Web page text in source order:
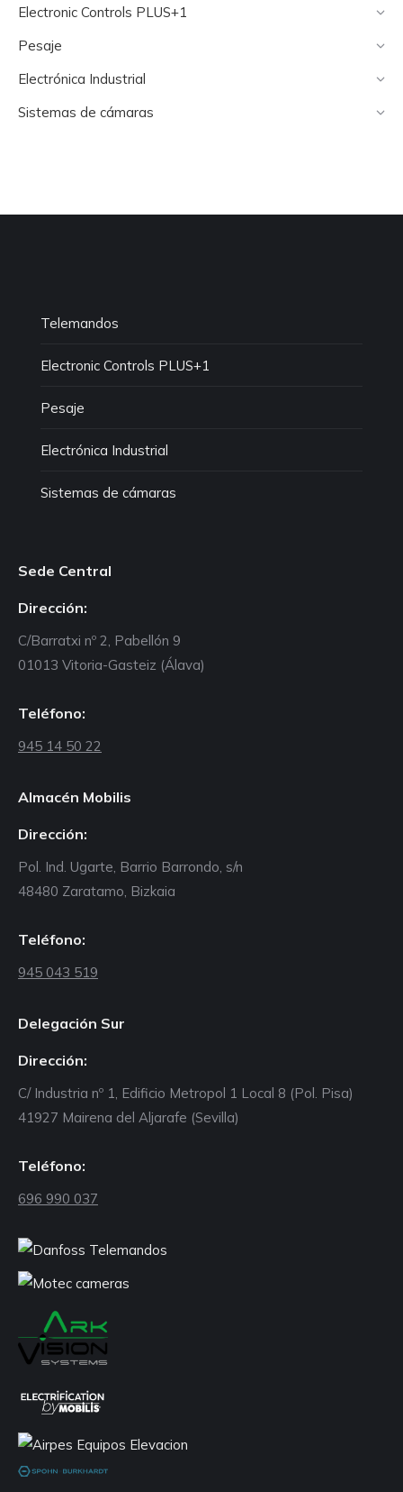
Electronic Controls PLUS+1
Pesaje
Electrónica Industrial
Sistemas de cámaras
Telemandos
Electronic Controls PLUS+1
Pesaje
Electrónica Industrial
Sistemas de cámaras
Sede Central
Dirección:
C/Barratxi nº 2, Pabellón 9
01013 Vitoria-Gasteiz (Álava)
Teléfono:
945 14 50 22
Almacén Mobilis
Dirección:
Pol. Ind. Ugarte, Barrio Barrondo, s/n
48480 Zaratamo, Bizkaia
Teléfono:
945 043 519
Delegación Sur
Dirección:
C/ Industria nº 1, Edificio Metropol 1 Local 8 (Pol. Pisa)
41927 Mairena del Aljarafe (Sevilla)
Teléfono:
696 990 037